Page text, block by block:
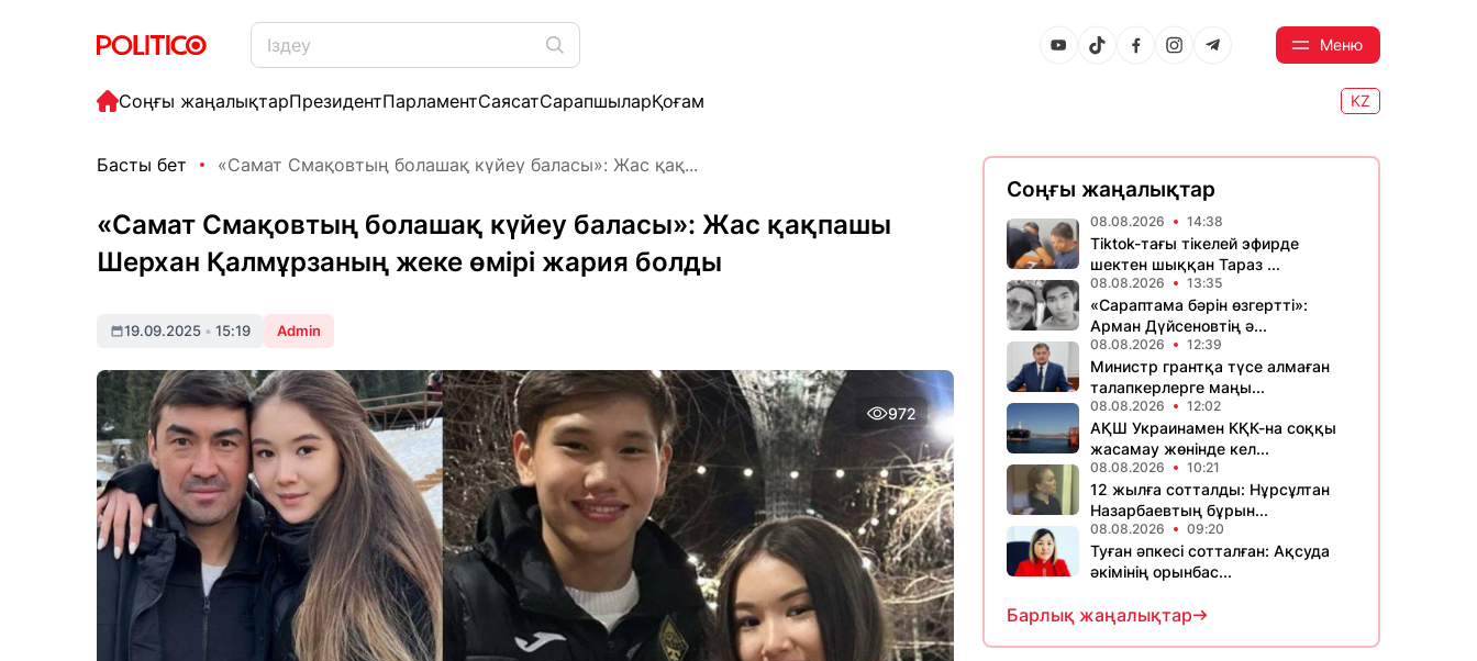
Меню
Соңғы жаңалықтарПрезидентПарламентСаясатСарапшыларҚоғам KZ
Басты бет «Самат Смақовтың болашақ күйеу баласы»: Жас қақ...
«Самат Смақовтың болашақ күйеу баласы»: Жас қақпашы
Шерхан Қалмұрзаның жеке өмірі жария болды
19.09.2025 • 15:19 Admin
972
Соңғы жаңалықтар
08.08.2026 14:38
Tiktok-тағы тікелей эфирде
шектен шыққан Тараз ...
08.08.2026 13:35
«Сараптама бәрін өзгертті»:
Арман Дүйсеновтің ә...
08.08.2026 12:39
Министр грантқа түсе алмаған
талапкерлерге маңы...
08.08.2026 12:02
АҚШ Украинамен КҚК-на соққы
жасамау жөнінде кел...
08.08.2026 10:21
12 жылға сотталды: Нұрсұлтан
Назарбаевтың бұрын...
08.08.2026 09:20
Туған әпкесі сотталған: Ақсуда
әкімінің орынбас...
Барлық жаңалықтар